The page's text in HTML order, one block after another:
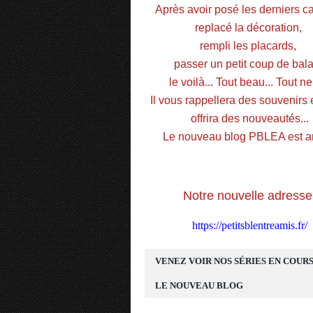
VENEZ VOIR NOS SÉRIES EN
LE NOUVEAU BLOG
Après avoir posé les derniers
replacé la décoration,
rempli les placards,
passer un petit coup de
le voilà... Tout beau... Tout
Il vous rappellera des souvenirs
offrira des nouveautés...
Le nouveau blog PBLEA est
Notre nouvelle
https://petitsblentreamis.fr/